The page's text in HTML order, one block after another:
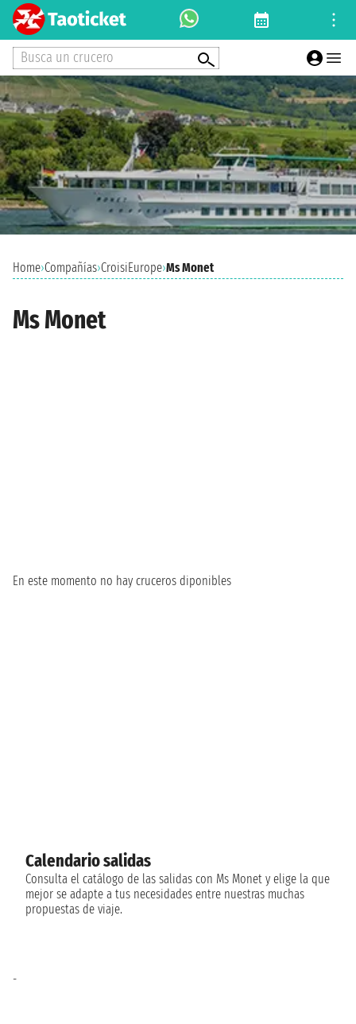
Busca un crucero
Home›Compañías›CroisiEurope›Ms Monet
Ms Monet
En este momento no hay cruceros diponibles
Calendario salidas
Consulta el catálogo de las salidas con Ms Monet y elige la que
mejor se adapte a tus necesidades entre nuestras muchas
propuestas de viaje.
-